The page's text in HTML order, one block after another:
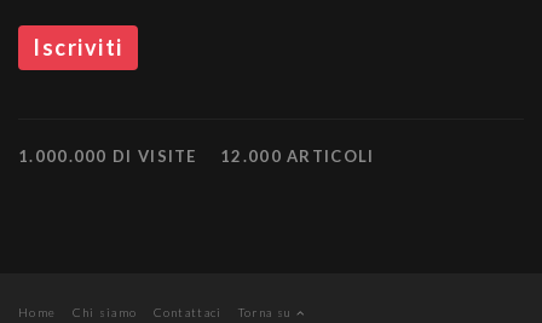
1.000.000 DI VISITE 12.000 ARTICOLI
Home Chi siamo Contattaci Torna su